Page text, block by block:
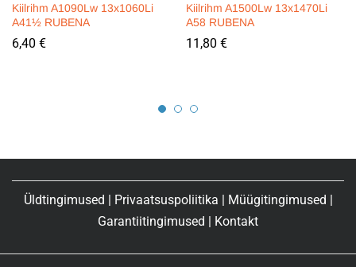
Kiilrihm A1090Lw 13x1060Li
A41½ RUBENA
6,40 €
Kiilrihm A1500Lw 13x1470Li
A58 RUBENA
11,80 €
Üldtingimused | Privaatsuspoliitika | Müügitingimused |
Garantiitingimused | Kontakt